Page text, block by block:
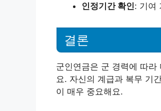
인정기간 확인: 기여
결론
군인연금은 군 경력에 따
요. 자신의 계급과 복무 기
이 매우 중요해요.